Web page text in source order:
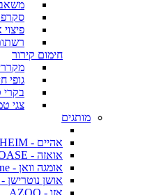
פיצוי
חימום קירור
גופי
צגי
מותגים
אהיים - EHEIM
אואזה - OASE
אומגה וואן - Omega One
אושן נוטרישן - Ocean Nutrition
אזו - AZOO